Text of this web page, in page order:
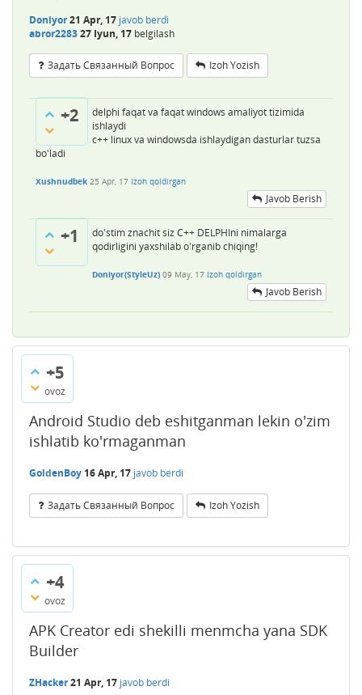
Doniyor21 Apr, 17 javob berdi
abror228327 Iyun, 17 belgilash
Задать Связанный Вопрос Izoh Yozish
+2
delphi faqat va faqat windows amaliyot tizimida
ishlaydi
c++ linux va windowsda ishlaydigan dasturlar tuzsa
bo'ladi
Xushnudbek 25 Apr, 17 Izoh qoldirgan
Javob Berish
+1
do'stim znachit siz C++ DELPHIni nimalarga
qodirligini yaxshilab o'rganib chiqing!
Doniyor(StyleUz) 09 May, 17 Izoh qoldirgan
Javob Berish
+5
ovoz
Android Studio deb eshitganman lekin o'zim
ishlatib ko'rmaganman
GoldenBoy 16 Apr, 17 javob berdi
Задать Связанный Вопрос Izoh Yozish
+4
ovoz
APK Creator edi shekilli menmcha yana SDK
Builder
ZHacker21 Apr, 17 javob berdi